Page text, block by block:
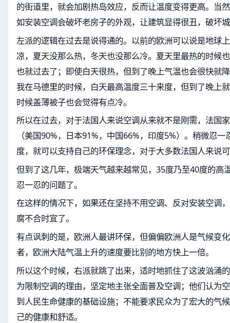
的街道里，就会加剧热岛效应，反而让温度变得更高。当
如安装空调会破坏老房子的外观，让建筑显得很丑，破坏
左派的逻辑在过去是说得通的。以前的欧洲可以说是地球
凉，夏天没那么热，冬天也没那么冷。夏天里最热的时候
也就过去了；即使白天很热，但到了晚上气温也会很快就
我在马德里的时候，白天最高温度三十来度，但到了晚上
时候盖薄被子也会觉得有点冷。
所以在过去，对于法国人来说空调从来就不是刚需，法国
（美国90%，日本91%，中国66%，印度5%）。稍微忍
度，就可以支持自己的环保理念，对于大多数法国人来说
但到了这几年，极端天气越来越常见，35度乃至40度的高
忍一忍的问题了。
在这样的情况下，如果还在坚持不用空调、反对安装空调
腐不合时宜了。
有点讽刺的是，欧洲人最讲环保，但偏偏欧洲人是气候变
者，欧洲大陆气温上升的速度要比别的地方快上一倍。
所以这个时候，右派就跳了出来，适时地抓住了这波汹涌
为限制空调的理由，坚定地主张全面普及空调；他们认为
到人民生命健康的基础设施；不能要求民众为了宏大的气
己的健康和舒适。